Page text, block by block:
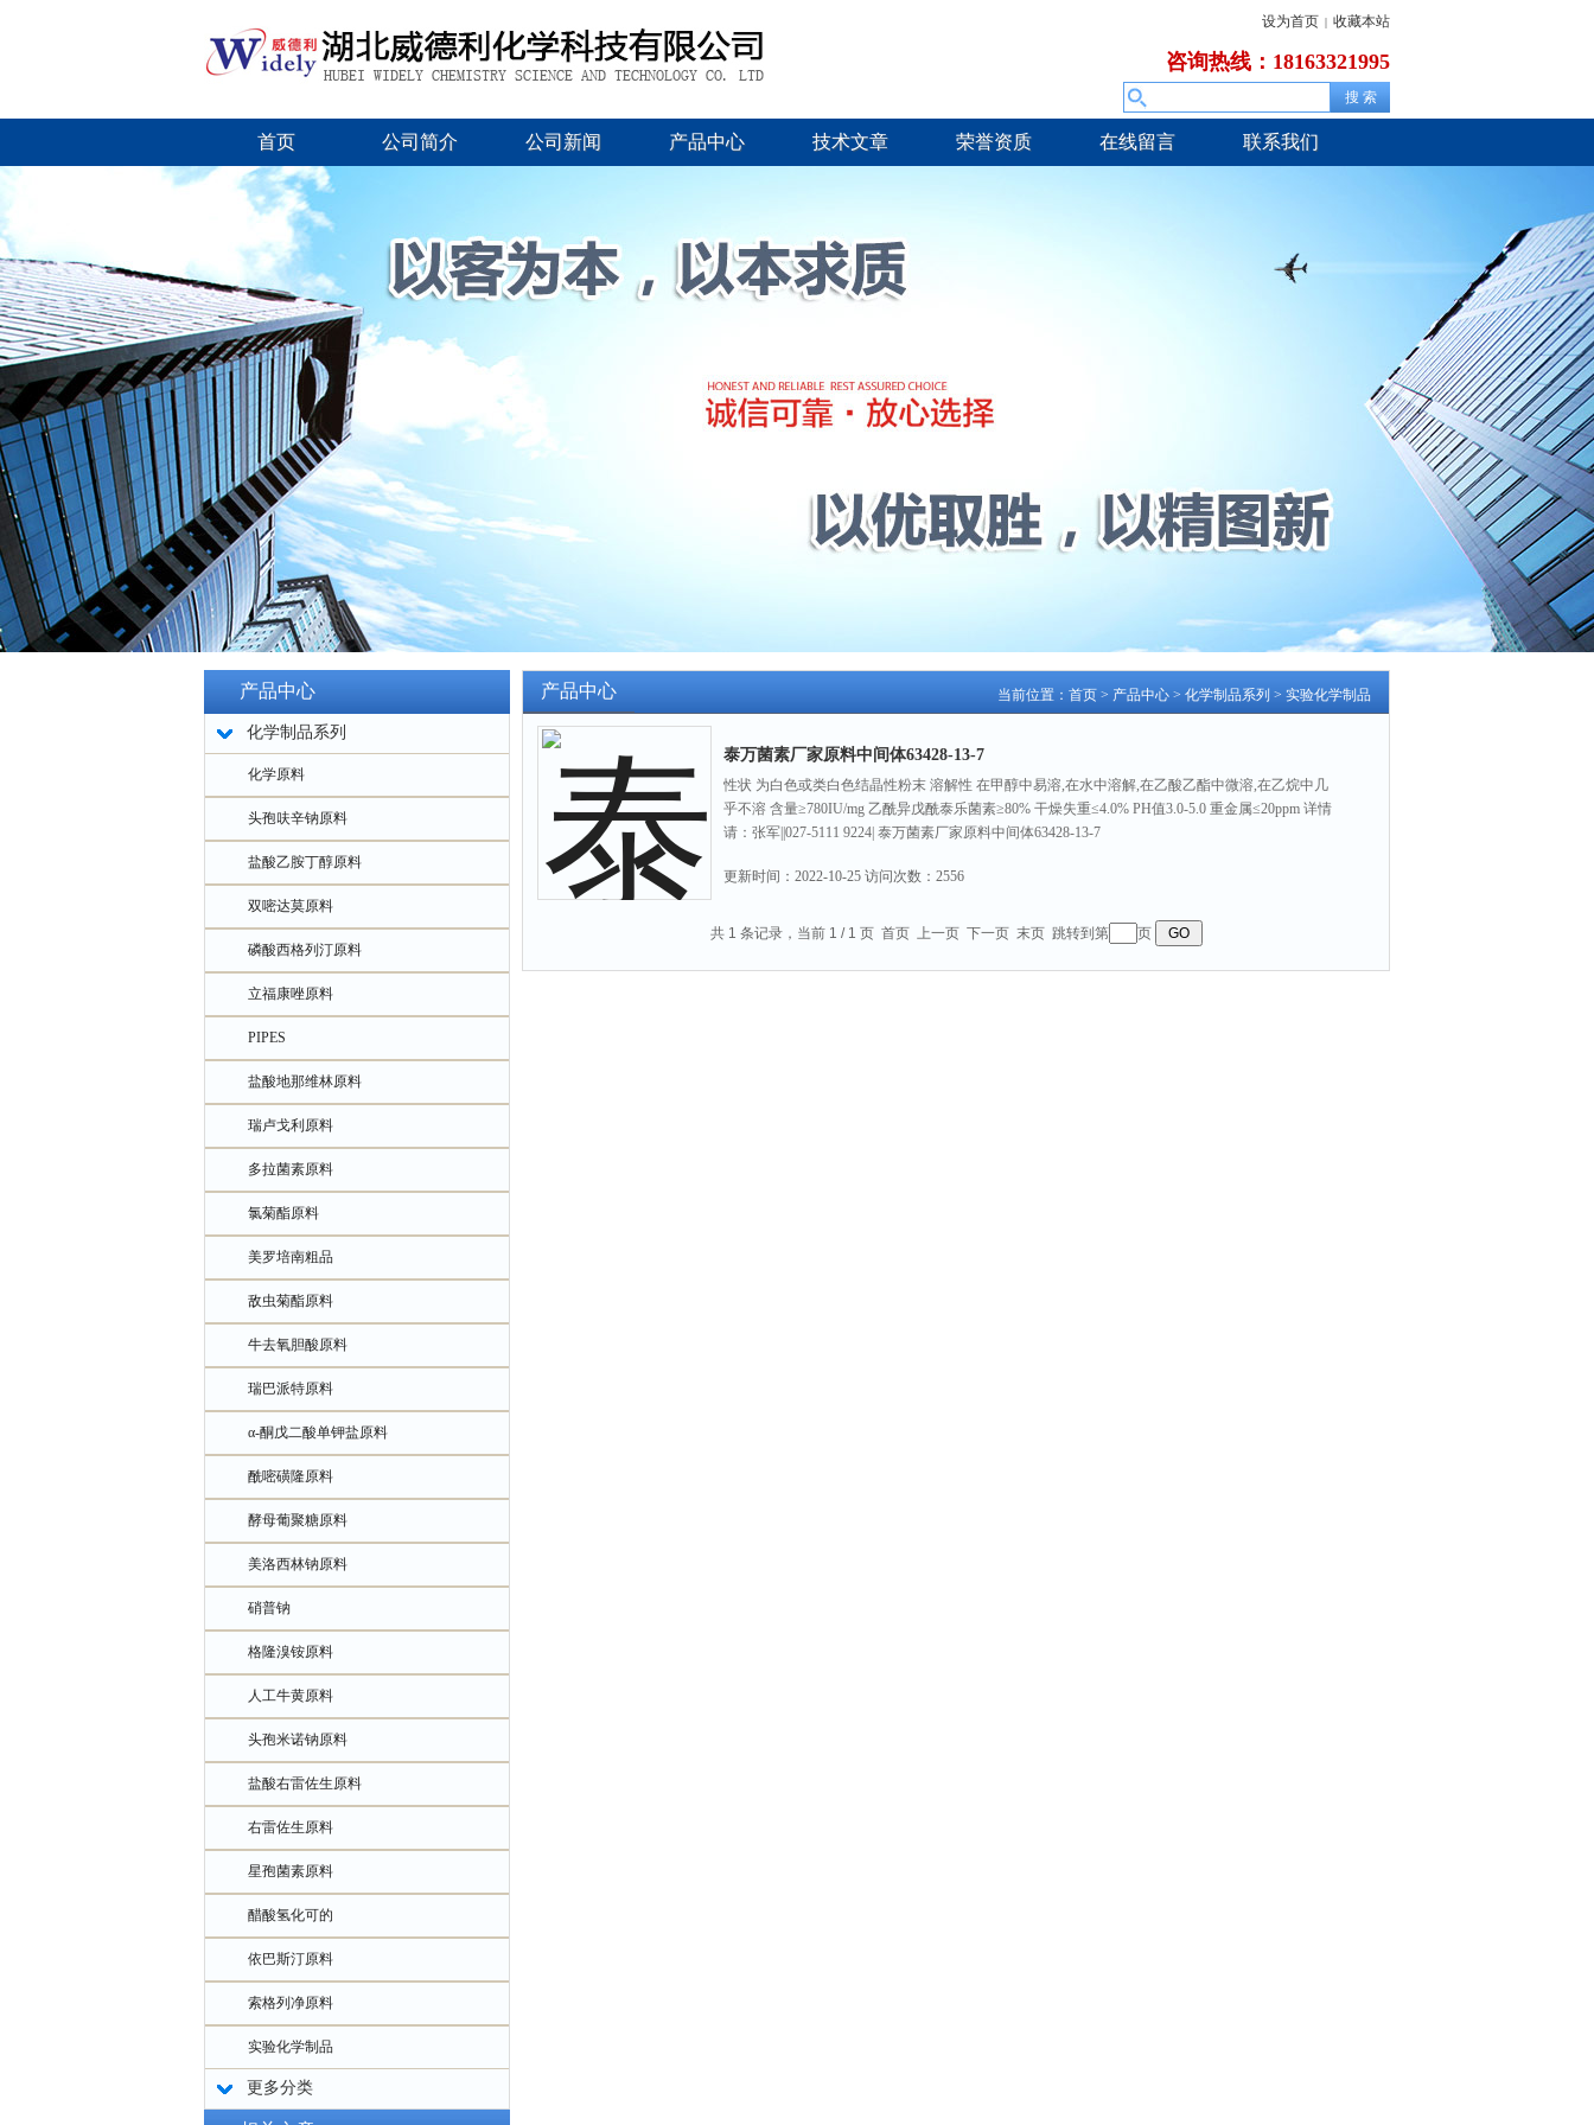
设为首页 | 收藏本站
咨询热线：18163321995
首页 公司简介 公司新闻 产品中心 技术文章 荣誉资质 在线留言 联系我们
产品中心
化学制品系列
化学原料
头孢呋辛钠原料
盐酸乙胺丁醇原料
双嘧达莫原料
磷酸西格列汀原料
立福康唑原料
PIPES
盐酸地那维林原料
瑞卢戈利原料
多拉菌素原料
氯菊酯原料
美罗培南粗品
敌虫菊酯原料
牛去氧胆酸原料
瑞巴派特原料
α-酮戊二酸单钾盐原料
酰嘧磺隆原料
酵母葡聚糖原料
美洛西林钠原料
硝普钠
格隆溴铵原料
人工牛黄原料
头孢米诺钠原料
盐酸右雷佐生原料
右雷佐生原料
星孢菌素原料
醋酸氢化可的
依巴斯汀原料
索格列净原料
实验化学制品
更多分类
当前位置： 首页 > 产品中心 > 化学制品系列 > 实验化学制品
产品中心
泰万菌素厂家原料中间体63428-13-7
性状 为白色或类白色结晶性粉末 溶解性 在甲醇中易溶,在水中溶解,在乙酸乙酯中微溶,在乙烷中几
乎不溶 含量≥780IU/mg 乙酰异戊酰泰乐菌素≥80% 干燥失重≤4.0% PH值3.0-5.0 重金属≤20ppm 详情
请：张军||027-5111 9224| 泰万菌素厂家原料中间体63428-13-7
更新时间： 2022-10-25 访问次数： 2556
共 1 条记录，当前 1 / 1 页 首页 上一页 下一页 末页 跳转到第 页